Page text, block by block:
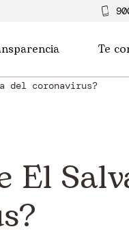
Te
del coronavirus?
El